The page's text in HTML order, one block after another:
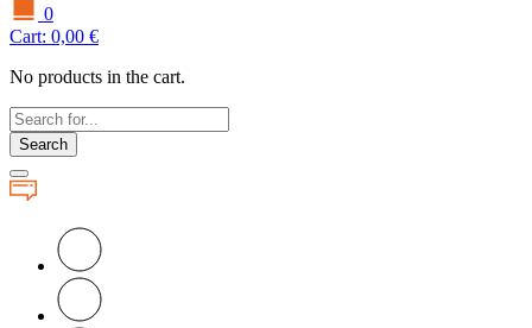
0
Cart: 0,00 €
No products in the cart.
Search